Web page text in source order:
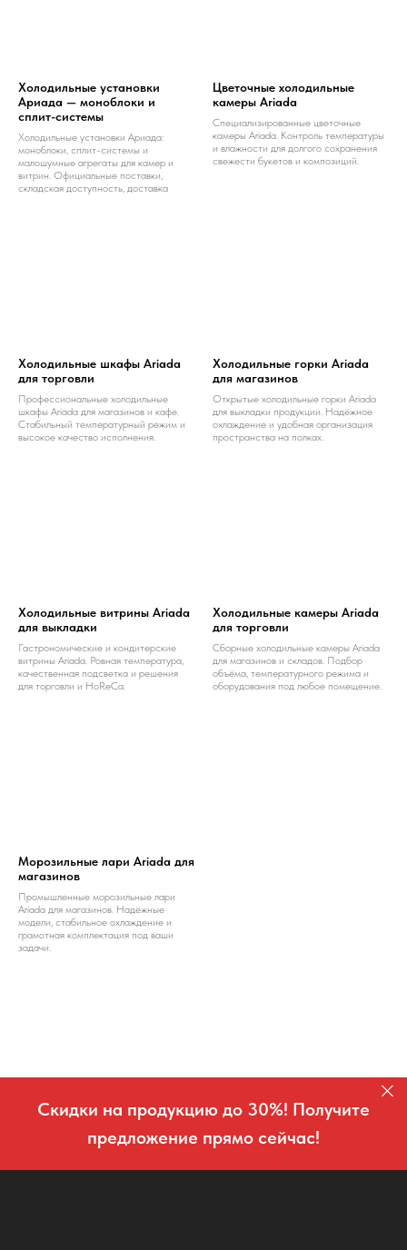
Холодильные установки
Ариада — моноблоки и
сплит-системы
Холодильные установки Ариада:
моноблоки, сплит-системы и
малошумные агрегаты для камер и
витрин. Официальные поставки,
складская доступность, доставка
Цветочные холодильные
камеры Ariada
Специализированные цветочные
камеры Ariada. Контроль температуры
и влажности для долгого сохранения
свежести букетов и композиций.
Холодильные шкафы Ariada
для торговли
Профессиональные холодильные
шкафы Ariada для магазинов и кафе.
Стабильный температурный режим и
высокое качество исполнения.
Холодильные горки Ariada
для магазинов
Открытые холодильные горки Ariada
для выкладки продукции. Надёжное
охлаждение и удобная организация
пространства на полках.
Холодильные витрины Ariada
для выкладки
Гастрономические и кондитерские
витрины Ariada. Ровная температура,
качественная подсветка и решения
для торговли и HoReCa.
Холодильные камеры Ariada
для торговли
Сборные холодильные камеры Ariada
для магазинов и складов. Подбор
объёма, температурного режима и
оборудования под любое помещение.
Морозильные лари Ariada для
магазинов
Промышленные морозильные лари
Ariada для магазинов. Надёжные
модели, стабильное охлаждение и
грамотная комплектация под ваши
задачи.
Скидки на продукцию до 30%! Получите
предложение прямо сейчас!